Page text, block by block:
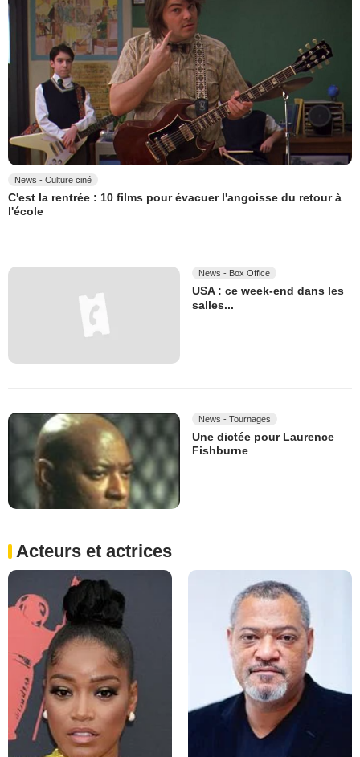
News - Culture ciné
C'est la rentrée : 10 films pour évacuer l'angoisse du retour à
l'école
News - Box Office
USA : ce week-end dans les
salles...
News - Tournages
Une dictée pour Laurence
Fishburne
Acteurs et actrices